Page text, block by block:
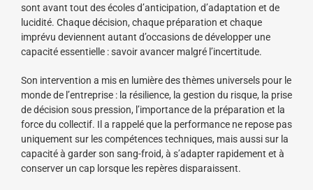
sont avant tout des écoles d’anticipation, d’adaptation et de
lucidité. Chaque décision, chaque préparation et chaque
imprévu deviennent autant d’occasions de développer une
capacité essentielle : savoir avancer malgré l’incertitude.
Son intervention a mis en lumière des thèmes universels pour le
monde de l’entreprise : la résilience, la gestion du risque, la prise
de décision sous pression, l’importance de la préparation et la
force du collectif. Il a rappelé que la performance ne repose pas
uniquement sur les compétences techniques, mais aussi sur la
capacité à garder son sang-froid, à s’adapter rapidement et à
conserver un cap lorsque les repères disparaissent.